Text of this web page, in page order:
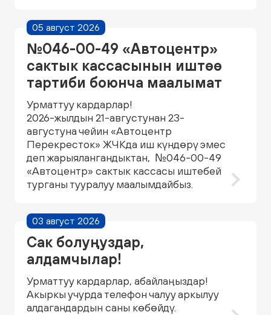
05 август 2026
№046-00-49 «Автоцентр»
сактык кассасынын иштөө
тартиби боюнча маалымат
Урматтуу кардарлар!
2026-жылдын 21-августунан 23-
августуна чейин «Автоцентр
Перекресток» ЖЧКда иш күндөрү эмес
деп жарыялангандыктан, №046-00-49
«Автоцентр» сактык кассасы иштебей
турганы тууралуу маалымдайбыз.
03 август 2026
Сак болуңуздар,
алдамчылар!
Урматтуу кардарлар, абайлаңыздар!
Акыркы учурда телефон чалуу аркылуу
алдагандардын саны көбөйдү.